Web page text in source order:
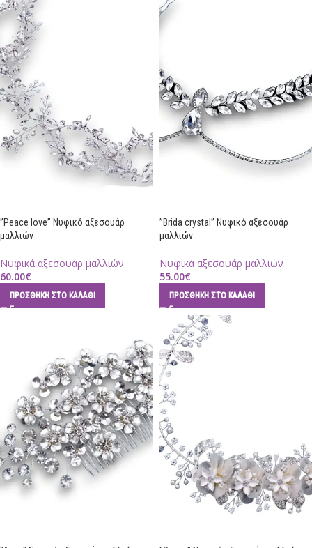
”Peace love” Νυφικό αξεσουάρ
μαλλιών
Νυφικά αξεσουάρ μαλλιών
60.00€
ΠΡΟΣΘΉΚΗ ΣΤΟ ΚΑΛΆΘΙ
”Brida crystal” Νυφικό αξεσουάρ
μαλλιών
Νυφικά αξεσουάρ μαλλιών
55.00€
ΠΡΟΣΘΉΚΗ ΣΤΟ ΚΑΛΆΘΙ